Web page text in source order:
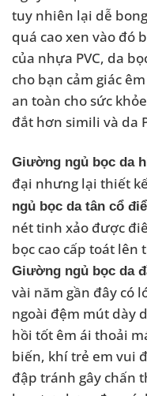
tuy nhiên lại dễ
quá cao xen vào đó
của nhựa PVC, da
cho bạn cảm giác
an toàn cho sức
đắt hơn simili và da
Giường ngủ bọc da
đại nhưng lại thiết
ngủ bọc da tân cổ
nét tinh xảo được
bọc cao cấp toát
Giường ngủ bọc da
vài năm gần đây có
ngoài đệm mút dày
hồi tốt êm ái thoải
biến, khí trẻ em vui
đập tránh gây chấn